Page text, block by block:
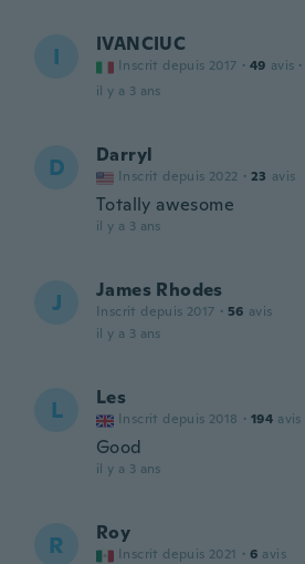
I IVANCIUC
Inscrit depuis 2017 · 49 avis ·
il y a 3 ans
D Darryl
Inscrit depuis 2022 · 23 avis
Totally awesome
il y a 3 ans
J James Rhodes
Inscrit depuis 2017 · 56 avis
il y a 3 ans
L Les
Inscrit depuis 2018 · 194 avis
Good
il y a 3 ans
R Roy
Inscrit depuis 2021 · 6 avis